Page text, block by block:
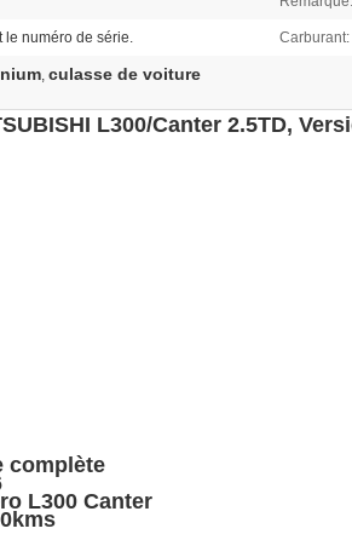
le numéro de série. Carburant:
, culasse de voiture
L300/Canter 2.5TD,
complète
L300 Canter